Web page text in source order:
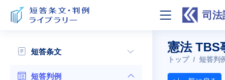
司
短答条文
短答判例
憲法 TBS
トップ 短答判